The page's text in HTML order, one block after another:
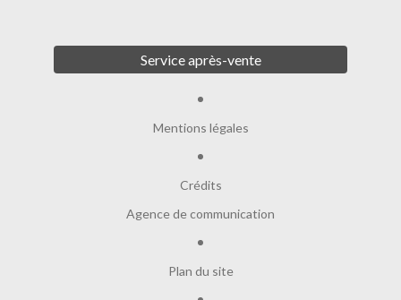
Service après-vente
Mentions légales
Crédits
Agence de communication
Plan du site